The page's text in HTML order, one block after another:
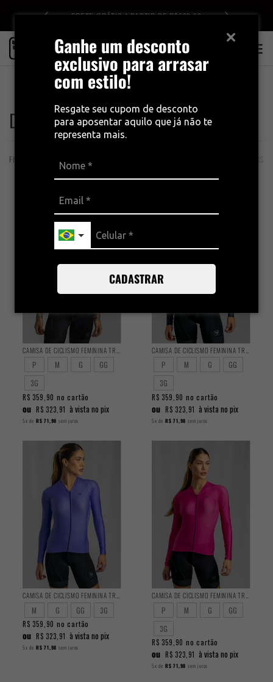
Ganhe um desconto
exclusivo para arrasar
com estilo!
Resgate seu cupom de desconto
para aposentar aquilo que já não te
representa mais.
CADASTRAR
R$499 FRETE GRÁTIS A PARTIR DE R$399,00
DESEMPENHO É PRIORIDADE - FEMININO
Desempenho é prioridade - Feminino
FILTROS 32 PRODUTOS
P M G
GG
3G
R$ 359,90 no cartão
ou R$ 323,91 à vista no pix
5x de R$ 71,98 sem juros
P M G
GG
3G
R$ 359,90 no cartão
ou R$ 323,91 à vista no pix
5x de R$ 71,98 sem juros
CAMISA DE CICLISMO FEMININA TRAINING MANGA LONGA HORTÊNSIA
M G GG 3G
R$ 359,90 no cartão
ou R$ 323,91 à vista no pix
5x de R$ 71,98 sem juros
CAMISA DE CICLISMO FEMININA TRAINING MANGA LONGA CANDY
P M G
GG
3G
R$ 359,90 no cartão
ou R$ 323,91 à vista no pix
5x de R$ 71,98 sem juros